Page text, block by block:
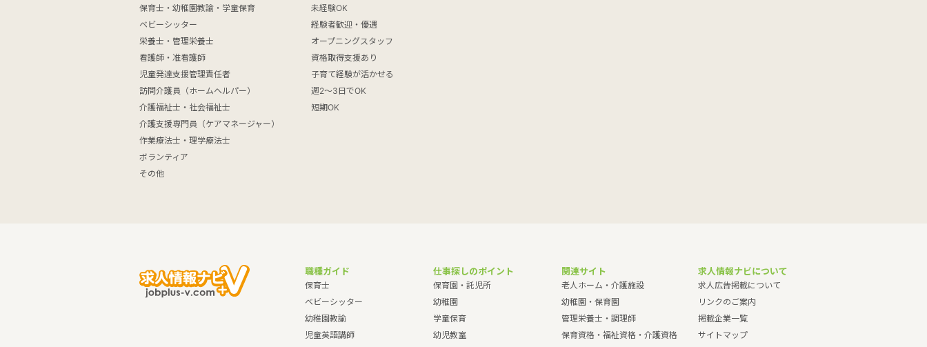
保育士・幼稚園教諭・学童保育
ベビーシッター
栄養士・管理栄養士
看護師・准看護師
児童発達支援管理責任者
訪問介護員（ホームヘルパー）
介護福祉士・社会福祉士
介護支援専門員（ケアマネージャー）
作業療法士・理学療法士
ボランティア
その他
未経験OK
経験者歓迎・優遇
オープニングスタッフ
資格取得支援あり
子育て経験が活かせる
週2～3日でOK
短期OK
職種ガイド
保育士
ベビーシッター
幼稚園教諭
児童英語講師
仕事探しのポイント
保育園・託児所
幼稚園
学童保育
幼児教室
関連サイト
老人ホーム・介護施設
幼稚園・保育園
管理栄養士・調理師
保育資格・福祉資格・介護資格
求人情報ナビについて
求人広告掲載について
リンクのご案内
掲載企業一覧
サイトマップ